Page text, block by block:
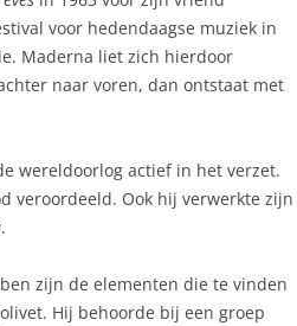
voor hedendaagse muziek in
Maderna liet zich hierdoor
naar voren, dan ontstaat met
wereldoorlog actief in het verzet.
veroordeeld. Ook hij verwerkte zijn
.
zijn de elementen die te vinden
Hij behoorde bij een groep